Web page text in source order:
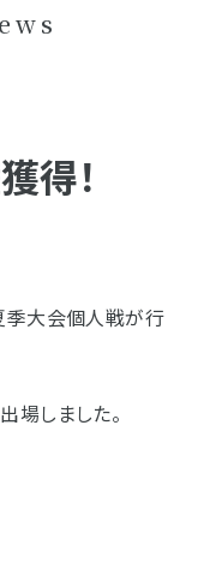
得！
季大会個人戦が行
場しました。